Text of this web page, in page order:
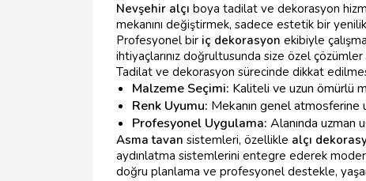
Nevşehir alçı boya tadilat ve dekorasyon
mekanını değiştirmek, sadece estetik bir
Profesyonel bir iç dekorasyon ekibiyle
ihtiyaçlarınız doğrultusunda size özel çözümler
Tadilat ve dekorasyon sürecinde dikkat
Malzeme Seçimi: Kaliteli ve uzun ömürlü
Renk Uyumu: Mekanın genel
Profesyonel Uygulama: Alanında uzman
Asma tavan sistemleri, özellikle alçı
aydınlatma sistemlerini entegre ederek
doğru planlama ve profesyonel destekle,